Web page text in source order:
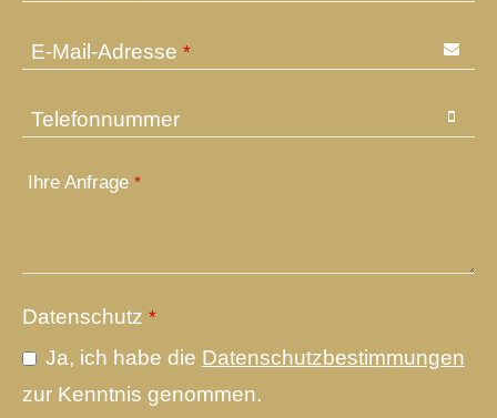
E-Mail-Adresse *
Telefonnummer
Ihre Anfrage *
Your
Website *
Datenschutz *
Ja, ich habe die Datenschutzbestimmungen
zur Kenntnis genommen.